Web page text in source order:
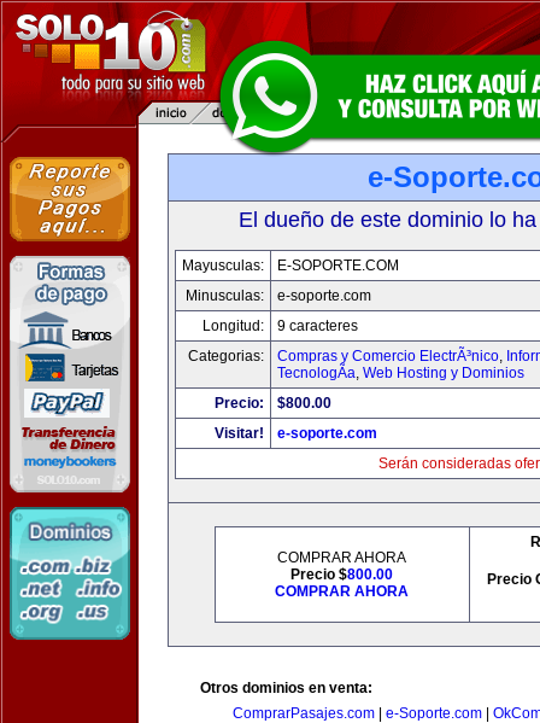
e-
El dueño de este dominio lo
Mayusculas:
E-SOPORTE.COM
Minusculas:
e-soporte.com
Longitud:
9 caracteres
Categorias:
Compras y Comercio ElectrÃ³nico,
TecnologÃ­a, Web Hosting y Dominios
Precio:
$800.00
Visitar!
e-soporte.com
Serán consideradas
COMPRAR AHORA
Precio $800.00
COMPRAR AHORA
Precio
Otros dominios en venta:
ComprarPasajes.com
e-Soporte.com